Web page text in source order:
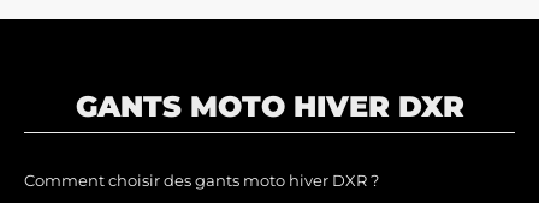
GANTS MOTO HIVER DXR
Comment choisir des gants moto hiver DXR ?